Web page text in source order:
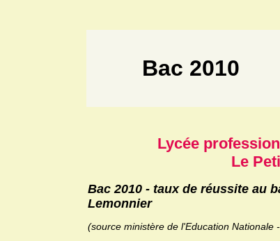
Bac 2010
Lycée
Le
Bac 2010 - taux de réussite au
Lemonnier
(source ministère de l'Education Nationale